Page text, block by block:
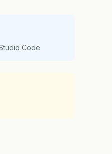
Code